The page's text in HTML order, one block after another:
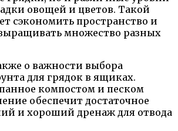
овощей и цветов. Такой
сэкономить пространство и
множество разных
о важности выбора
для грядок в ящиках.
компостом и песком
обеспечит достаточное
и хороший дренаж для отвода